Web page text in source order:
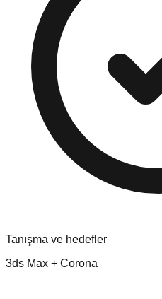
Tanışma ve hedefler
3ds Max + Corona